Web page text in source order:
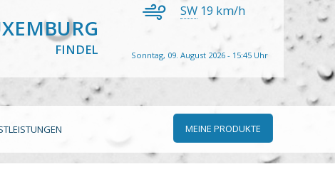
FINDEL
SW 19 km/h
Sonntag, 09. August 2026 - 15:45 Uhr
MEINE PRODUKTE